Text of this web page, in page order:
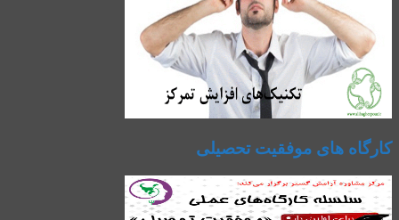
کارگاه های موفقیت تحصیلی